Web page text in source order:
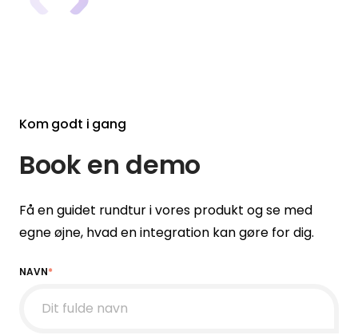
Kom godt i gang
Book en demo
Få en guidet rundtur i vores produkt og se med
egne øjne, hvad en integration kan gøre for dig.
NAVN*